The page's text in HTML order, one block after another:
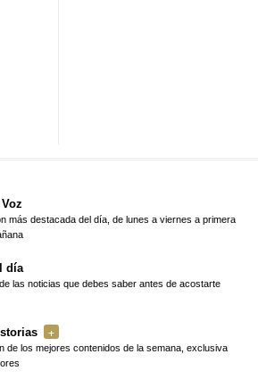
más destacada del día, de lunes a viernes a primera
día
las noticias que debes saber antes de acostarte
de los mejores contenidos de la semana, exclusiva